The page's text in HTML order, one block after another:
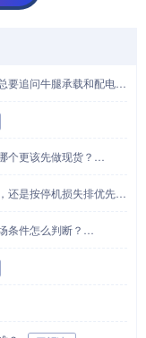
问牛腿承载和配电走向？
个更该先做现货？
按停机损失排优先级？
条件怎么判断？